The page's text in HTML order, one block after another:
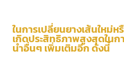
ในการเปลี่ยนยางเส้นใหม่
เกิดประสิทธิภาพสูงสุดในก
นำอื่นๆ เพิ่มเติมอีก ดังนี้